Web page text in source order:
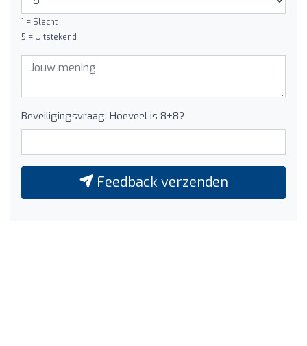
1 = Slecht
5 = Uitstekend
Beveiligingsvraag: Hoeveel is 8+8?
Feedback verzenden